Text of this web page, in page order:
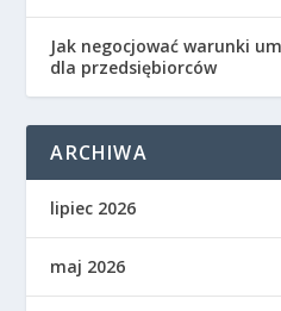
Jak negocjować warunki
dla przedsiębiorców
ARCHIWA
lipiec 2026
maj 2026